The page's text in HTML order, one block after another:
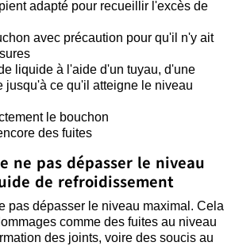
adapté pour recueillir l'excès de
avec précaution pour qu'il n'y ait
liquide à l'aide d'un tuyau, d'une
jusqu'à ce qu'il atteigne le niveau
le bouchon
des fuites
ne pas dépasser le niveau
de refroidissement
pas dépasser le niveau maximal. Cela
comme des fuites au niveau
des joints, voire des soucis au